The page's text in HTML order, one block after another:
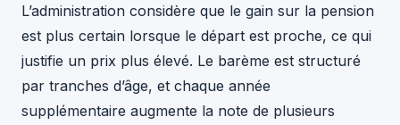
L’administration considère que le gain sur la pension
est plus certain lorsque le départ est proche, ce qui
justifie un prix plus élevé. Le barème est structuré
par tranches d’âge, et chaque année
supplémentaire augmente la note de plusieurs